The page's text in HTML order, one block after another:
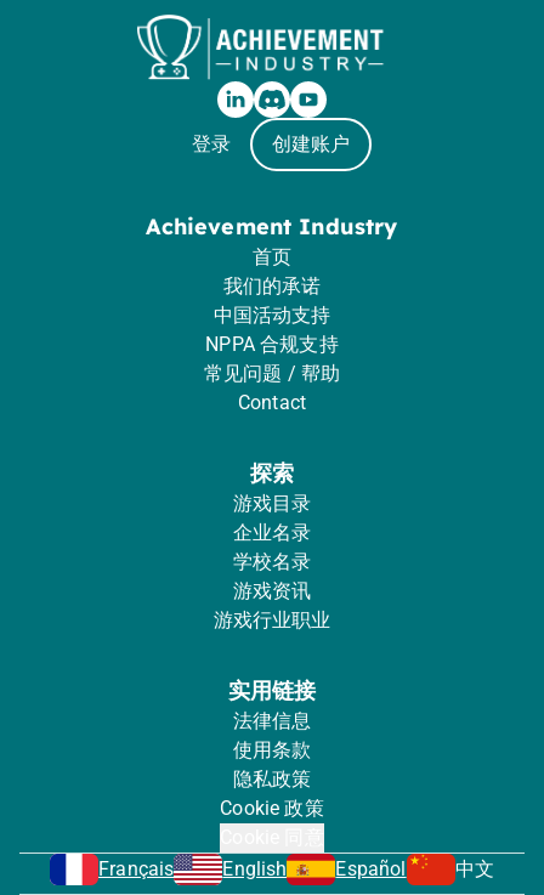
登录 创建账户
Achievement Industry
首页
我们的承诺
中国活动支持
NPPA 合规支持
常见问题 / 帮助
Contact
探索
游戏目录
企业名录
学校名录
游戏资讯
游戏行业职业
实用链接
法律信息
使用条款
隐私政策
Cookie 政策
Français
English Español 中文